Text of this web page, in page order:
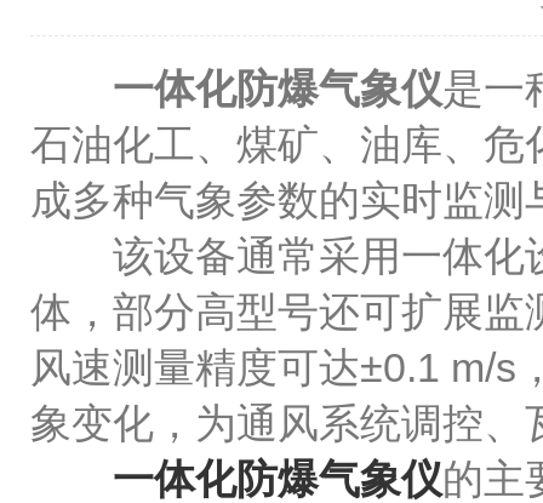
一体化防爆气象仪是一
石油化工、煤矿、油库、
成多种气象参数的实时监
该设备通常采用一体化
体，部分高型号还可扩展
风速测量精度可达±0.1 m/s
象变化，为通风系统调控
一体化防爆气象仪的主